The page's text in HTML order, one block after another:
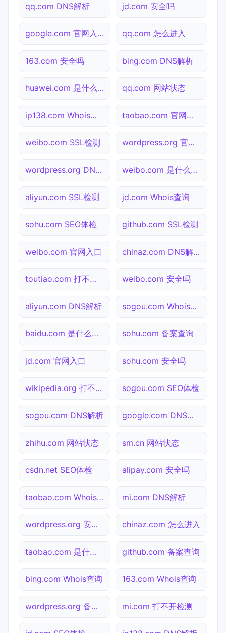
qq.com DNS解析 jd.com 安全吗
google.com 官网入口 qq.com 怎么进入
163.com 安全吗 bing.com DNS解析
huawei.com 是什么网站 qq.com 网站状态
ip138.com Whois查询 taobao.com 官网入口
weibo.com SSL检测 wordpress.org 官网入口
wordpress.org DNS解析 weibo.com 是什么网站
aliyun.com SSL检测 jd.com Whois查询
sohu.com SEO体检 github.com SSL检测
weibo.com 官网入口 chinaz.com DNS解析
toutiao.com 打不开检测 weibo.com 安全吗
aliyun.com DNS解析 sogou.com Whois查询
baidu.com 是什么网站 sohu.com 备案查询
jd.com 官网入口 sohu.com 安全吗
wikipedia.org 打不开检测 sogou.com SEO体检
sogou.com DNS解析 google.com DNS解析
zhihu.com 网站状态 sm.cn 网站状态
csdn.net SEO体检 alipay.com 安全吗
taobao.com Whois查询 mi.com DNS解析
wordpress.org 安全吗 chinaz.com 怎么进入
taobao.com 是什么网站 github.com 备案查询
bing.com Whois查询 163.com Whois查询
wordpress.org 备案查询 mi.com 打不开检测